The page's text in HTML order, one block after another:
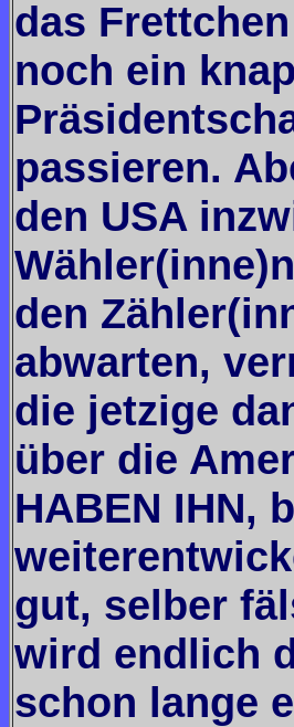
das
noch ein
passieren.
den USA
den
abwarten,
die jetzige
über die
HABEN IHN,
gut, selber
wird endlich
schon lange